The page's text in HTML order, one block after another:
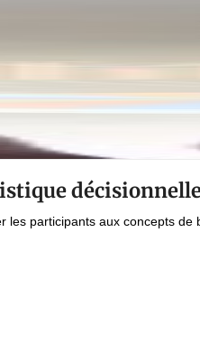
les participants aux concepts